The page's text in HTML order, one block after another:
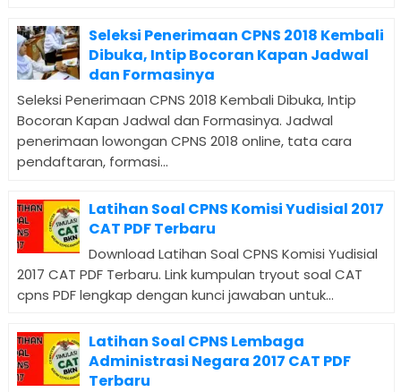
Seleksi Penerimaan CPNS 2018 Kembali
Dibuka, Intip Bocoran Kapan Jadwal
dan Formasinya
Seleksi Penerimaan CPNS 2018 Kembali Dibuka, Intip
Bocoran Kapan Jadwal dan Formasinya. Jadwal
penerimaan lowongan CPNS 2018 online, tata cara
pendaftaran, formasi...
Latihan Soal CPNS Komisi Yudisial 2017
CAT PDF Terbaru
Download Latihan Soal CPNS Komisi Yudisial
2017 CAT PDF Terbaru. Link kumpulan tryout soal CAT
cpns PDF lengkap dengan kunci jawaban untuk...
Latihan Soal CPNS Lembaga
Administrasi Negara 2017 CAT PDF
Terbaru